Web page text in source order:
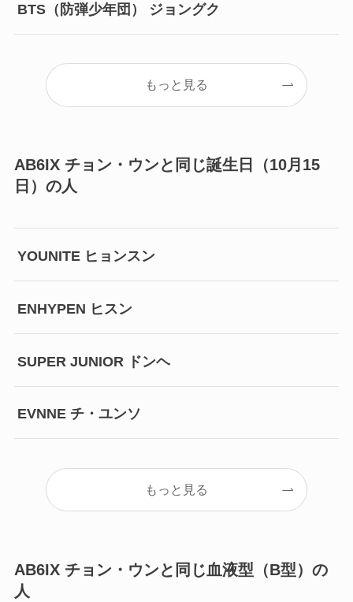
BTS（防弾少年団） ジョングク
もっと見る
AB6IX チョン・ウンと同じ誕生日（10月15
日）の人
YOUNITE ヒョンスン
ENHYPEN ヒスン
SUPER JUNIOR ドンヘ
EVNNE チ・ユンソ
もっと見る
AB6IX チョン・ウンと同じ血液型（B型）の
人